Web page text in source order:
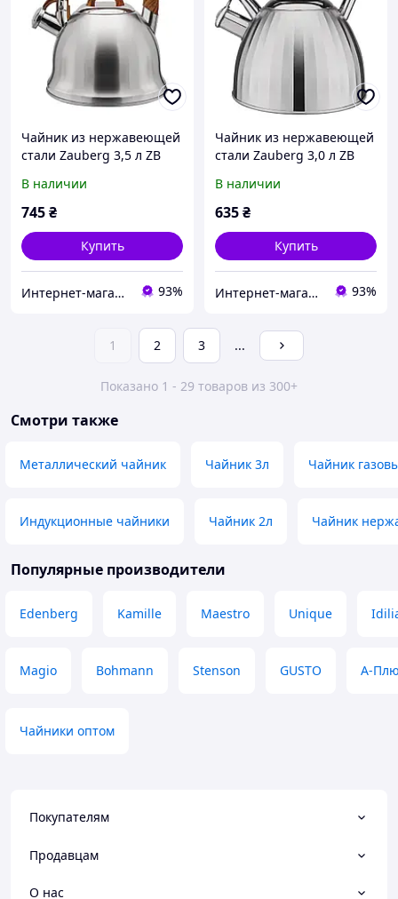
Чайник из нержавеющей
стали Zauberg 3,5 л ZB
В наличии
745₴
Купить
Интернет-магазин "TeRem" 93%
Чайник из нержавеющей
стали Zauberg 3,0 л ZB
В наличии
635₴
Купить
Интернет-магазин "TeRem" 93%
1 2 3 ...
Показано 1 - 29 товаров из 300+
Смотри также
Металлический чайник Чайник 3л Чайник
Индукционные чайники Чайник 2л Чайник
Популярные производители
Edenberg Kamille Maestro Unique
Magio Bohmann Stenson GUSTO А-
Чайники оптом
Покупателям
Продавцам
О нас